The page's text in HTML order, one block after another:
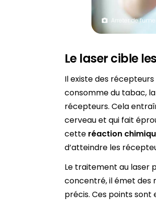
Arreter de
Le laser cible
Il existe des
consomme du tabac,
récepteurs. Cela
cerveau et qui fait
cette réaction
d’atteindre les
Le traitement au laser
concentré, il émet des
précis. Ces points sont